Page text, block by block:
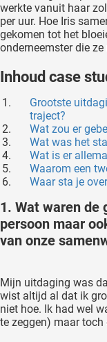
werkte vanuit haar
per uur. Hoe Iris
gekomen tot het
onderneemster die
Inhoud case
Grootste
traject?
Wat zou er
Wat was het
Wat is er
Waarom een
Waar sta je
1. Wat waren de
persoon maar
van onze
Mijn uitdaging was
wist altijd al dat ik
niet hoe. Ik had wel
te zeggen) maar toch
de
Hierdoor
website-